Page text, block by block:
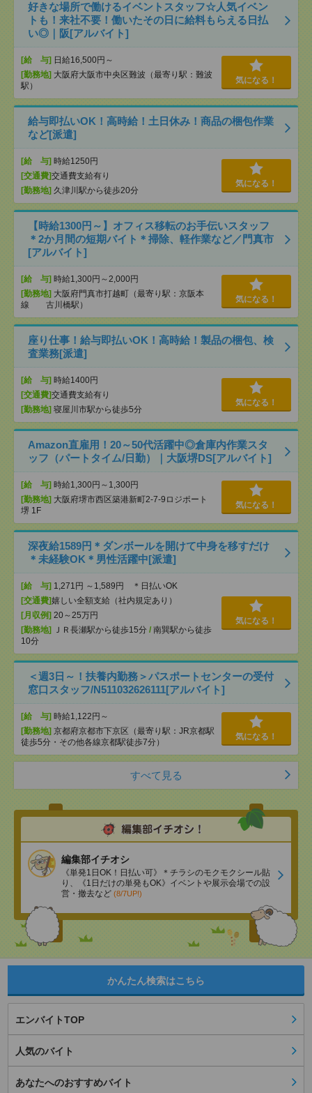
好きな場所で働けるイベントスタッフ☆人気イベン
トも！来社不要！働いたその日に給料もらえる日払
い◎｜阪[アルバイト]
[給 与] 日給16,500円～
[勤務地] 大阪府大阪市中央区難波（最寄り駅：難波
駅）
気になる！
給与即払いOK！高時給！土日休み！商品の梱包作業
など[派遣]
[給 与] 時給1250円
[交通費]交通費支給有り
[勤務地] 久津川駅から徒歩20分
気になる！
【時給1300円～】オフィス移転のお手伝いスタッフ
＊2か月間の短期バイト＊掃除、軽作業など／門真市
[アルバイト]
[給 与] 時給1,300円～2,000円
[勤務地] 大阪府門真市打越町（最寄り駅：京阪本
線 古川橋駅）
気になる！
座り仕事！給与即払いOK！高時給！製品の梱包、検
査業務[派遣]
[給 与] 時給1400円
[交通費]交通費支給有り
[勤務地] 寝屋川市駅から徒歩5分
気になる！
Amazon直雇用！20～50代活躍中◎倉庫内作業スタ
ッフ（パートタイム/日勤）｜大阪堺DS[アルバイト]
[給 与] 時給1,300円～1,300円
[勤務地] 大阪府堺市西区築港新町2-7-9ロジポート
堺 1F
気になる！
深夜給1589円＊ダンボールを開けて中身を移すだけ
＊未経験OK＊男性活躍中[派遣]
[給 与] 1,271円 ～1,589円 ＊日払いOK
[交通費]嬉しい全額支給（社内規定あり）
[月収例] 20～25万円
[勤務地]
ＪＲ長瀬駅から徒歩15分 / 南巽駅から徒歩
10分
気になる！
＜週3日～！扶養内勤務＞パスポートセンターの受付
窓口スタッフ/N511032626111[アルバイト]
[給 与] 時給1,122円～
[勤務地] 京都府京都市下京区（最寄り駅：JR京都駅
徒歩5分・その他各線京都駅徒歩7分）
気になる！
すべて見る
編集部イチオシ
《単発1日OK！日払い可》＊チラシのモクモクシール貼
り、《1日だけの単発もOK》イベントや展示会場での設
営・撤去など (8/7UP!)
かんたん検索はこちら
エンバイトTOP
人気のバイト
あなたへのおすすめバイト